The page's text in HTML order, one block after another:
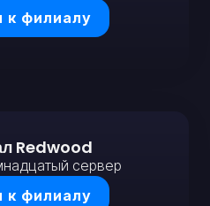
к филиалу
Redwood
сервер
к филиалу